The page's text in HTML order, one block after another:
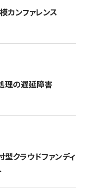
カンファレンス
理の遅延障害
クラウドファンディ